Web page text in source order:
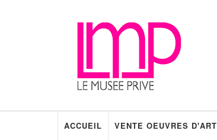
ACCUEIL VENTE OEUVRES D'ART